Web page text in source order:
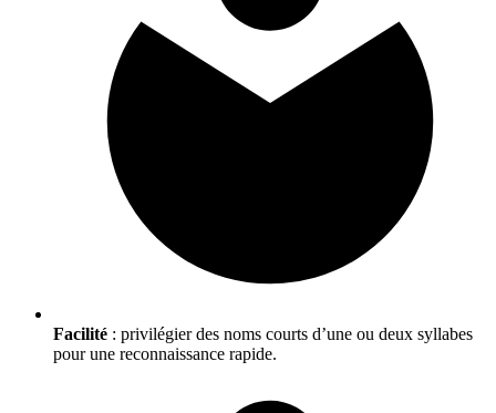
Facilité : privilégier des noms courts d’une ou deux syllabes
pour une reconnaissance rapide.